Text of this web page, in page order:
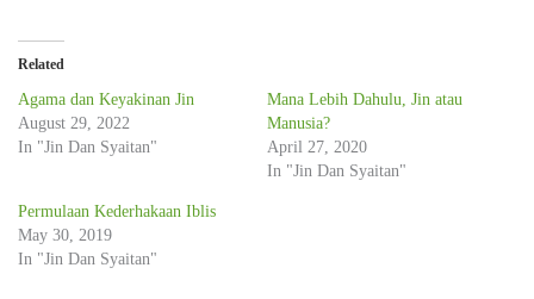
Related
Agama dan Keyakinan Jin
August 29, 2022
In "Jin Dan Syaitan"
Mana Lebih Dahulu, Jin atau
Manusia?
April 27, 2020
In "Jin Dan Syaitan"
Permulaan Kederhakaan Iblis
May 30, 2019
In "Jin Dan Syaitan"